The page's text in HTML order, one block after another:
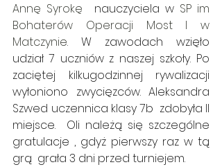
Annę Syrokę nauczyciela w SP im
Bohaterów Operacji Most I w
Matczynie. W zawodach wzięło
udział 7 uczniów z naszej szkoły. Po
zaciętej kilkugodzinnej rywalizacji
wyłoniono zwycięzców. Aleksandra
Szwed uczennica klasy 7b  zdobyła II
miejsce.  Oli należą się szczególne
gratulacje , gdyż pierwszy raz w tą
grą  grała 3 dni przed turniejem.